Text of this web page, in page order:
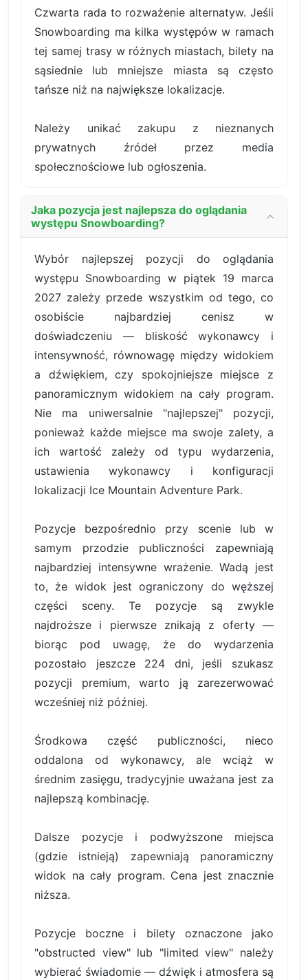
Czwarta rada to rozważenie alternatyw. Jeśli
Snowboarding ma kilka występów w ramach
tej samej trasy w różnych miastach, bilety na
sąsiednie lub mniejsze miasta są często
tańsze niż na największe lokalizacje.
Należy unikać zakupu z nieznanych
prywatnych źródeł przez media
społecznościowe lub ogłoszenia.
Jaka pozycja jest najlepsza do oglądania
występu Snowboarding?
Wybór najlepszej pozycji do oglądania
występu Snowboarding w piątek 19 marca
2027 zależy przede wszystkim od tego, co
osobiście najbardziej cenisz w
doświadczeniu — bliskość wykonawcy i
intensywność, równowagę między widokiem
a dźwiękiem, czy spokojniejsze miejsce z
panoramicznym widokiem na cały program.
Nie ma uniwersalnie "najlepszej" pozycji,
ponieważ każde miejsce ma swoje zalety, a
ich wartość zależy od typu wydarzenia,
ustawienia wykonawcy i konfiguracji
lokalizacji Ice Mountain Adventure Park.
Pozycje bezpośrednio przy scenie lub w
samym przodzie publiczności zapewniają
najbardziej intensywne wrażenie. Wadą jest
to, że widok jest ograniczony do węższej
części sceny. Te pozycje są zwykle
najdroższe i pierwsze znikają z oferty —
biorąc pod uwagę, że do wydarzenia
pozostało jeszcze 224 dni, jeśli szukasz
pozycji premium, warto ją zarezerwować
wcześniej niż później.
Środkowa część publiczności, nieco
oddalona od wykonawcy, ale wciąż w
średnim zasięgu, tradycyjnie uważana jest za
najlepszą kombinację.
Dalsze pozycje i podwyższone miejsca
(gdzie istnieją) zapewniają panoramiczny
widok na cały program. Cena jest znacznie
niższa.
Pozycje boczne i bilety oznaczone jako
"obstructed view" lub "limited view" należy
wybierać świadomie — dźwięk i atmosfera są